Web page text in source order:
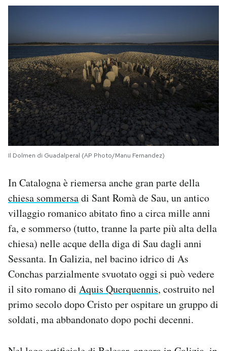
Il Dolmen di Guadalperal (AP Photo/Manu Fernandez)
In Catalogna è riemersa anche gran parte della
chiesa sommersadi Sant Romà de Sau, un antico
villaggio romanico abitato fino a circa mille anni
fa, e sommerso (tutto, tranne la parte più alta della
chiesa) nelle acque della diga di Sau dagli anni
Sessanta. In Galizia, nel bacino idrico di As
Conchas parzialmente svuotato oggi si può vedere
il sito romano di Aquis Querquennis, costruito nel
primo secolo dopo Cristo per ospitare un gruppo di
soldati, ma abbandonato dopo pochi decenni.